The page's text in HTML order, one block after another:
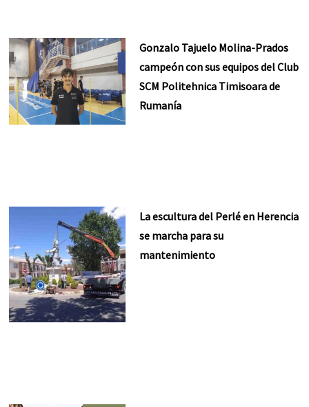
Gonzalo Tajuelo Molina-Prados
campeón con sus equipos del Club
SCM Politehnica Timisoara de
Rumanía
La escultura del Perlé en Herencia
se marcha para su
mantenimiento